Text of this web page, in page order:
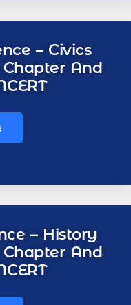
– Civics
And
– History
And